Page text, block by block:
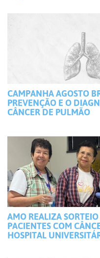
CAMPANHA AGOSTO
PREVENÇÃO E O
CÂNCER DE PULMÃO
AMO REALIZA
PACIENTES COM
HOSPITAL